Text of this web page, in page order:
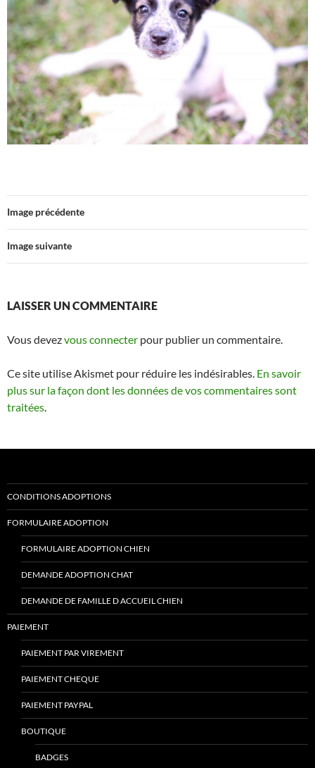
Image précédente
Image suivante
LAISSER UN COMMENTAIRE
Vous devezvous connecter pour publier un commentaire.
Ce site utilise Akismet pour réduire les indésirables. En savoir
plus sur la façon dont les données de vos commentaires sont
traitées
CONDITIONS ADOPTIONS
FORMULAIRE ADOPTION
FORMULAIRE ADOPTION CHIEN
DEMANDE ADOPTION CHAT
DEMANDE DE FAMILLE D ACCUEIL CHIEN
PAIEMENT
PAIEMENT PAR VIREMENT
PAIEMENT CHEQUE
PAIEMENT PAYPAL
BOUTIQUE
BADGES